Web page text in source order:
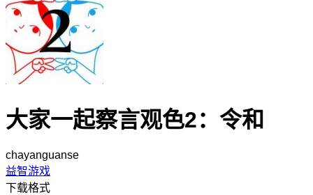
大家一起察言观色2：令和
chayanguanse
益智游戏
下载格式